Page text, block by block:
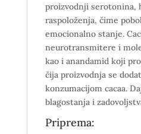
proizvodnji serotonina,
raspoloženja, čime
emocionalno stanje.
neurotransmitere i
kao i anandamid koji
čija proizvodnja se
konzumacijom cacaa.
blagostanja i
Priprema: